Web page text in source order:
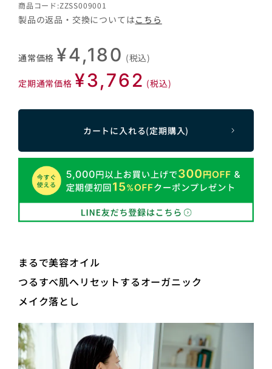
商品コード:ZZSS009001
製品の返品・交換についてはこちら
通常価格 ¥4,180 (税込)
定期通常価格 ¥3,762 (税込)
カートに入れる(定期購入)
まるで美容オイル
つるすべ肌へリセットするオーガニック
メイク落とし